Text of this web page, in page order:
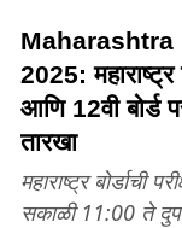
Maharashtra
2025:
आणि 12वी बोर्ड
तारखा
महाराष्ट्र बोर्डाची
सकाळी 11:00 ते